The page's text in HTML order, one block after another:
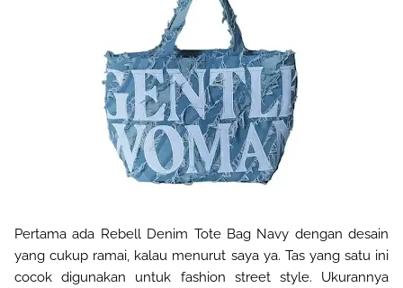
Pertama ada Rebell Denim Tote Bag Navy dengan desain
yang cukup ramai, kalau menurut saya ya. Tas yang satu ini
cocok digunakan untuk fashion street style. Ukurannya